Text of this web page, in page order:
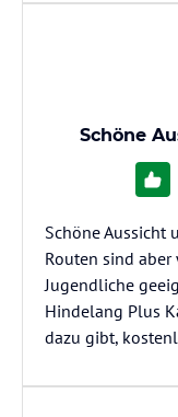
Schöne
Schöne Aussicht
Routen sind
Jugendliche
Hindelang Plus
dazu gibt,